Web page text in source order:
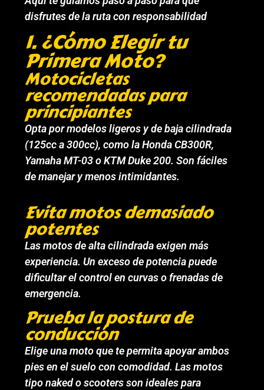
disfrutes de la ruta con responsabilidad
1. ¿Cómo Elegir tu
Primera Moto?
Motocicletas
recomendadas para
principiantes
Opta por modelos ligeros y de baja cilindrada
(125cc a 300cc), como la Honda CB300R,
Yamaha MT-03 o KTM Duke 200. Son fáciles
de manejar y menos intimidantes.
Evita motos demasiado
potentes
Las motos de alta cilindrada exigen más
experiencia. Un exceso de potencia puede
dificultar el control en curvas o frenadas de
emergencia.
Prueba la postura de
conducción
Elige una moto que te permita apoyar ambos
pies en el suelo con comodidad. Las motos
tipo naked o scooters son ideales para